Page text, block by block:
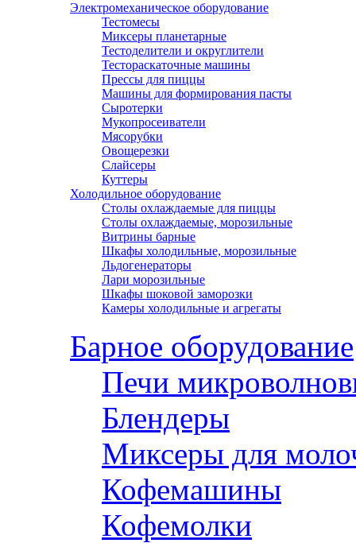
Электромеханическое оборудование
Тестомесы
Миксеры планетарные
Тестоделители и округлители
Тестораскаточные машины
Прессы для пиццы
Машины для формирования пасты
Сыротерки
Мукопросеиватели
Мясорубки
Овощерезки
Слайсеры
Куттеры
Холодильное оборудование
Столы охлаждаемые для пиццы
Столы охлаждаемые, морозильные
Витрины барные
Шкафы холодильные, морозильные
Льдогенераторы
Лари морозильные
Шкафы шоковой заморозки
Камеры холодильные и агрегаты
Барное оборудование
Печи
Блендеры
Миксеры для
Кофемашины
Кофемолки